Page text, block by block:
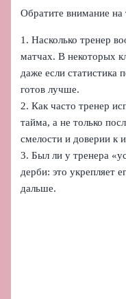
Обратите внимание на
1. Насколько тренер
матчах. В некоторых
даже если статистика
готов лучше.
2. Как часто тренер
тайма, а не только
смелости и доверии к
3. Был ли у тренера
дерби: это укрепляет
дальше.